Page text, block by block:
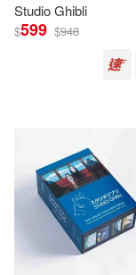
Colin/ Le
Insight
黑體文化(4)
台灣東販(2)
Penguin
Simon &
the Feature Films
StudioGhibli
$599 $948